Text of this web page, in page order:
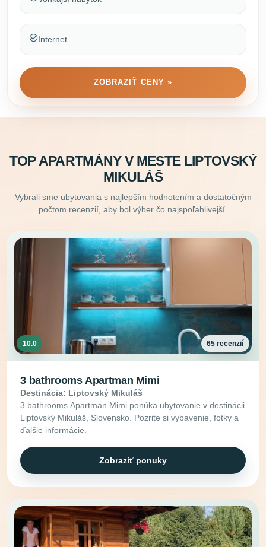
Internet
ZOBRAZIŤ CENY »
TOP APARTMÁNY V MESTE LIPTOVSKÝ
MIKULÁŠ
Vybrali sme ubytovania s najlepším hodnotením a dostatočným
počtom recenzií, aby bol výber čo najspoľahlivejší.
10.0 65 recenzií
3 bathrooms Apartman Mimi
Destinácia: Liptovský Mikuláš
3 bathrooms Apartman Mimi ponúka ubytovanie v destinácii
Liptovský Mikuláš, Slovensko. Pozrite si vybavenie, fotky a
ďalšie informácie.
Zobraziť ponuky